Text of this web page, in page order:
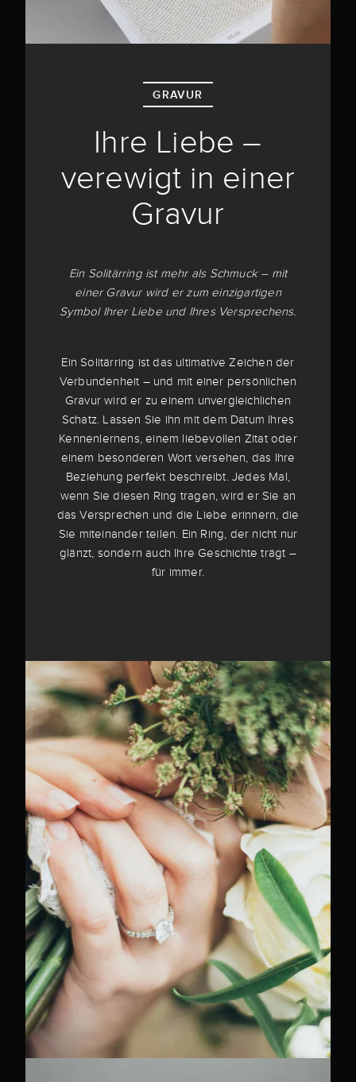
GRAVUR
Ihre Liebe –
verewigt in einer
Gravur
Ein Solitärring ist mehr als Schmuck – mit
einer Gravur wird er zum einzigartigen
Symbol Ihrer Liebe und Ihres Versprechens.
Ein Solitärring ist das ultimative Zeichen der
Verbundenheit – und mit einer persönlichen
Gravur wird er zu einem unvergleichlichen
Schatz. Lassen Sie ihn mit dem Datum Ihres
Kennenlernens, einem liebevollen Zitat oder
einem besonderen Wort versehen, das Ihre
Beziehung perfekt beschreibt. Jedes Mal,
wenn Sie diesen Ring tragen, wird er Sie an
das Versprechen und die Liebe erinnern, die
Sie miteinander teilen. Ein Ring, der nicht nur
glänzt, sondern auch Ihre Geschichte trägt –
für immer.